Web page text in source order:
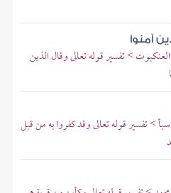
آمنوا
> تفسير قوله تعالى وقال الذين
> تفسير قوله تعالى وقد كفروا به من قبل